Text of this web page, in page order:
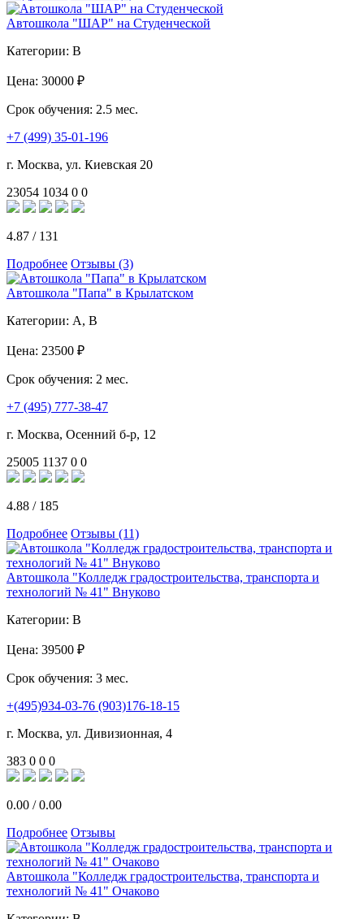
Автошкола "ШАР" на Студенческой
Категории: B
Цена: 30000 ₽
Срок обучения: 2.5 мес.
+7 (499) 35-01-196
г. Москва, ул. Киевская 20
23054 1034 0 0
4.87 / 131
Подробнее Отзывы (3)
Автошкола "Папа" в Крылатском
Категории: A, B
Цена: 23500 ₽
Срок обучения: 2 мес.
+7 (495) 777-38-47
г. Москва, Осенний б-р, 12
25005 1137 0 0
4.88 / 185
Подробнее Отзывы (11)
Автошкола "Колледж градостроительства, транспорта и
технологий № 41" Внуково
Категории: B
Цена: 39500 ₽
Срок обучения: 3 мес.
+(495)934-03-76 (903)176-18-15
г. Москва, ул. Дивизионная, 4
383 0 0 0
0.00 /0.00
Подробнее Отзывы
Автошкола "Колледж градостроительства, транспорта и
технологий № 41" Очаково